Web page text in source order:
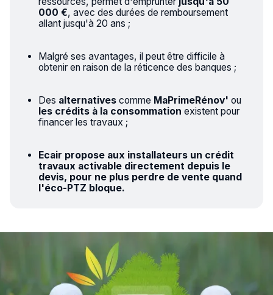
000 €, avec des durées de remboursement
allant jusqu'à 20 ans ;
Malgré ses avantages, il peut être difficile à
obtenir en raison de la réticence des banques ;
Des alternativescomme MaPrimeRénov' ou
les crédits à la consommation existent pour
financer les travaux ;
Ecair propose aux installateurs un crédit
travaux activable directement depuis le
devis, pour ne plus perdre de vente quand
l'éco-PTZ bloque.